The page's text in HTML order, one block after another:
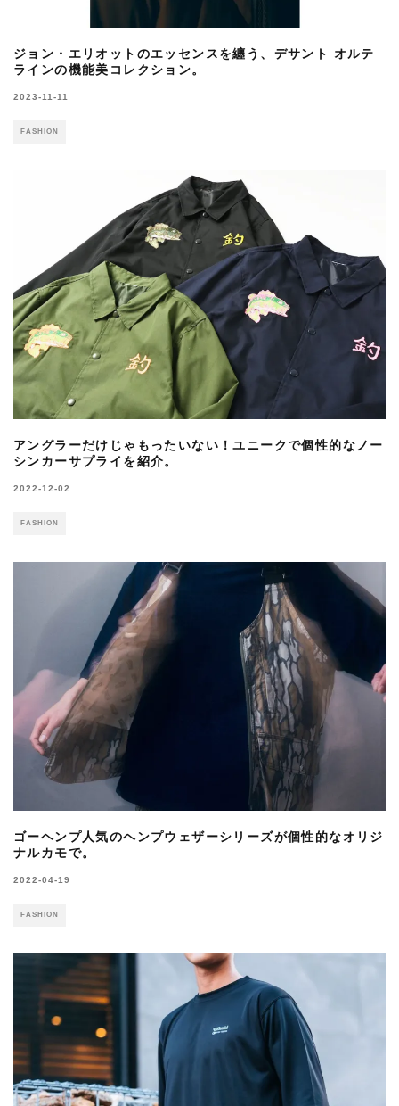
ジョン・エリオットのエッセンスを纏う、デサント オルテ
ラインの機能美コレクション。
2023-11-11
FASHION
アングラーだけじゃもったいない！ユニークで個性的なノー
シンカーサプライを紹介。
2022-12-02
FASHION
ゴーヘンプ人気のヘンプウェザーシリーズが個性的なオリジ
ナルカモで。
2022-04-19
FASHION